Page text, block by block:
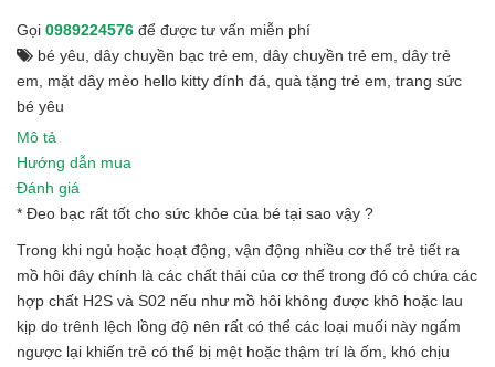
Gọi 0989224576 để được tư vấn miễn phí
bé yêu, dây chuyền bạc trẻ em, dây chuyền trẻ em, dây trẻ
em, mặt dây mèo hello kitty đính đá, quà tặng trẻ em, trang sức
bé yêu
Mô tả
Hướng dẫn mua
Đánh giá
* Đeo bạc rất tốt cho sức khỏe của bé tại sao vậy ?
Trong khi ngủ hoặc hoạt động, vận động nhiều cơ thể trẻ tiết ra
mồ hôi đây chính là các chất thải của cơ thể trong đó có chứa các
hợp chất H2S và S02 nếu như mồ hôi không được khô hoặc lau
kịp do trênh lệch lồng độ nên rất có thể các loại muối này ngấm
ngược lại khiến trẻ có thể bị mệt hoặc thậm trí là ốm, khó chịu